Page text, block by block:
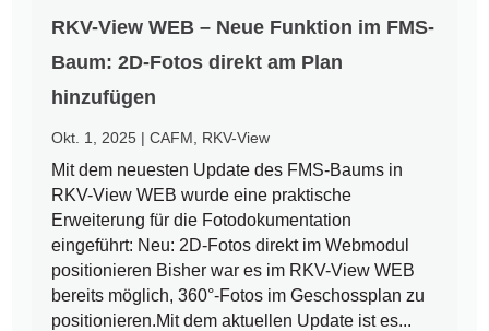
RKV-View WEB – Neue Funktion im FMS-
Baum: 2D-Fotos direkt am Plan
hinzufügen
Okt. 1, 2025 |CAFM RKV-View
Mit dem neuesten Update des FMS-Baums in
RKV-View WEB wurde eine praktische
Erweiterung für die Fotodokumentation
eingeführt: Neu: 2D-Fotos direkt im Webmodul
positionieren Bisher war es im RKV-View WEB
bereits möglich, 360°-Fotos im Geschossplan zu
positionieren.Mit dem aktuellen Update ist es...